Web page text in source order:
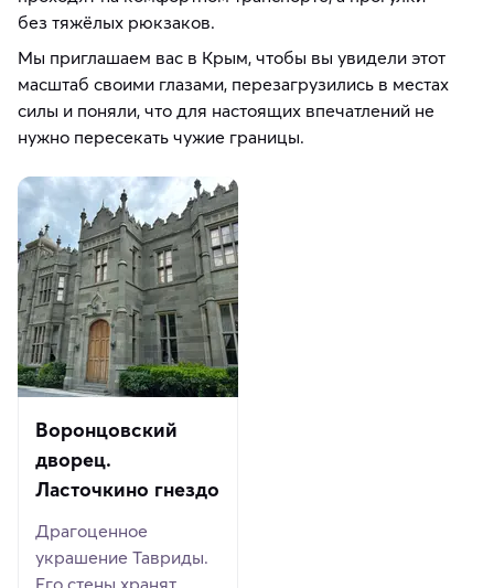
без тяжёлых рюкзаков.
Мы приглашаем вас в Крым, чтобы вы увидели этот
масштаб своими глазами, перезагрузились в местах
силы и поняли, что для настоящих впечатлений не
нужно пересекать чужие границы.
Воронцовский
дворец.
Ласточкино гнездо
Драгоценное
украшение Тавриды.
Его стены хранят